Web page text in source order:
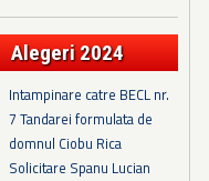
Alegeri 2024
Intampinare catre BECL nr.
7 Tandarei formulata de
domnul Ciobu Rica
Solicitare Spanu Lucian